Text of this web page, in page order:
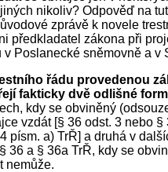
nikoliv? Odpověď na
zprávě k novele
předkladatel zákona při
v Poslanecké sněmovně a v
řádu provedenou
fakticky dvě odlišné
kdy se obviněný
vzdát [§ 36 odst. 3 nebo §
písm. a) TrŘ] a druhá v
36 a § 36a TrŘ, kdy se
nemůže.